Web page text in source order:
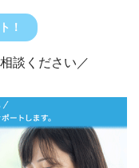
！
談ください／